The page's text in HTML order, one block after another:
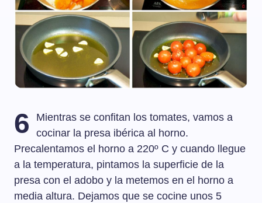
6
Mientras se confitan los tomates, vamos a
cocinar la presa ibérica al horno.
Precalentamos el horno a 220º C y cuando llegue
a la temperatura, pintamos la superficie de la
presa con el adobo y la metemos en el horno a
media altura. Dejamos que se cocine unos 5